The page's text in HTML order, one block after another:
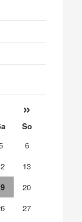
»
So
6
13
20
27